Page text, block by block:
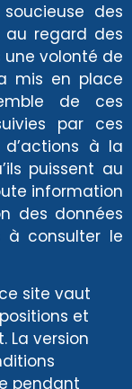
des
au regard des
volonté de
mis en place
de ces
par ces
à la
puissent au
information
des données
à consulter le
site vaut
et
La version
pendant